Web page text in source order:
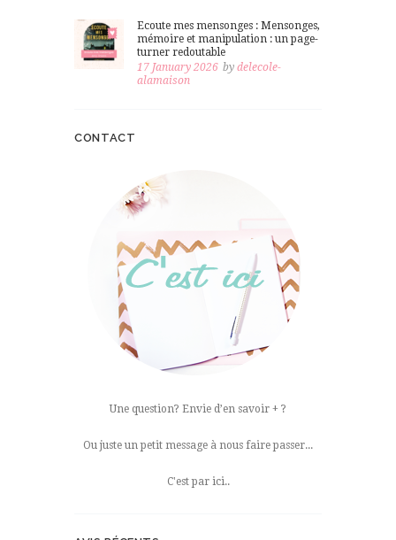
Ecoute mes mensonges : Mensonges,
mémoire et manipulation : un page-
turner redoutable
17 January 2026 bydelecole-
alamaison
CONTACT
Une question? Envie d’en savoir + ?
Ou juste un petit message à nous faire passer...
C'est par ici..